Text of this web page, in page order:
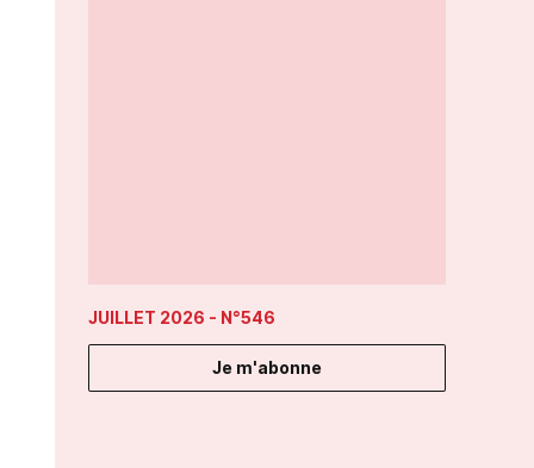
JUILLET 2026 - N°546
Je m'abonne